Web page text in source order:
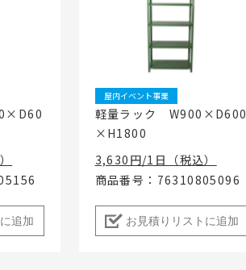
Others
追加
屋内イベント事業
軽量ラック W900×D600
×H1800
3,630円/1日（税込）
商品番号：76310805096
お見積りリストに追加